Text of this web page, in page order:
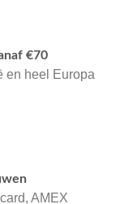
€70
en heel Europa
AMEX